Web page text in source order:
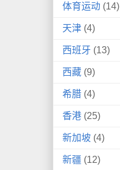
体育运动 (14)
天津 (4)
西班牙 (13)
西藏 (9)
希腊 (4)
香港 (25)
新加坡 (4)
新疆 (12)